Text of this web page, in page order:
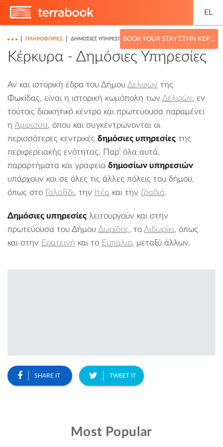
EL
BOOK YOUR STAY ΣΤΗΝ ΚΈΡΚΥΡΑ
ΠΛΗΡΟΦΟΡΊΕΣ ΔΗΜΌΣΙΕΣ ΥΠΗΡΕΣΊΕΣ
Κέρκυρα - Δημόσιες Υπηρεσίες
Αν και ιστορική έδρα του Δήμου Δελφών της
Φωκίδας, είναι η ιστορική κωμόπολη των Δελφών, εν
τούτοις διοικητικό κέντρο και πρωτεύουσα παραμένει
η Άμφισσα, όπου και συγκεντρώνονται οι
περισσότερες κεντρικές δημόσιες υπηρεσίες της
περιφερειακής ενότητας. Παρ’ όλα αυτά,
παραρτήματα και γραφεία δημοσίων υπηρεσιών
υπάρχουν και σε όλες τις άλλες πόλεις του δήμου,
όπως στο Γαλαξίδι, την Ιτέα και την Γραβιά.
Δημόσιες υπηρεσίες λειτουργούν και στην
πρωτεύουσα του Δήμου Δωρίδος, το Λιδωρίκι, όπως
και στην Ερατεινή και το Ευπάλιο, μεταξύ άλλων.
SHARE IT TWEET IT
Most Popular